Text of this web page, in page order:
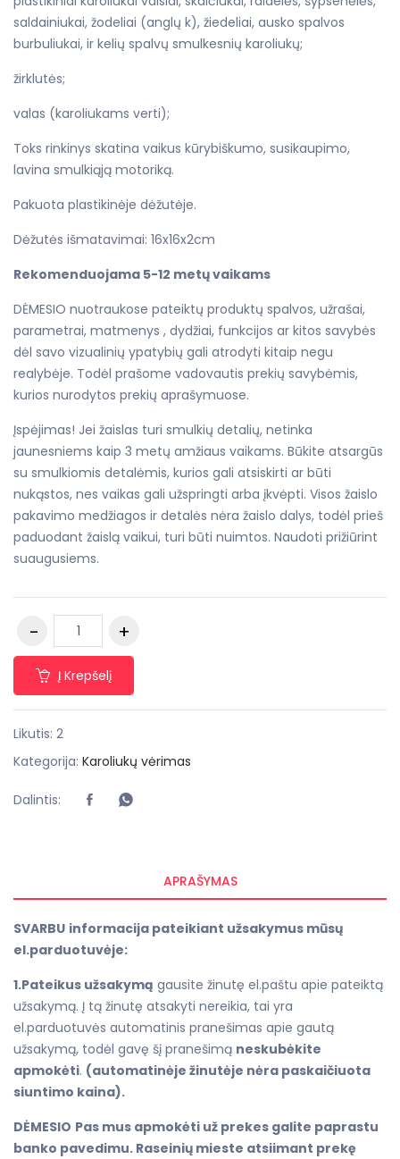
saldainiukai, žodeliai (anglų k), žiedeliai, ausko spalvos
burbuliukai, ir kelių spalvų smulkesnių karoliukų;
žirklutės;
valas (karoliukams verti);
Toks rinkinys skatina vaikus kūrybiškumo, susikaupimo,
lavina smulkiąją motoriką.
Pakuota plastikinėje dėžutėje.
Dėžutės išmatavimai: 16x16x2cm
Rekomenduojama 5-12 metų vaikams
DĖMESIO nuotraukose pateiktų produktų spalvos, užrašai,
parametrai, matmenys , dydžiai, funkcijos ar kitos savybės
dėl savo vizualinių ypatybių gali atrodyti kitaip negu
realybėje. Todėl prašome vadovautis prekių savybėmis,
kurios nurodytos prekių aprašymuose.
Įspėjimas! Jei žaislas turi smulkių detalių, netinka
jaunesniems kaip 3 metų amžiaus vaikams. Būkite atsargūs
su smulkiomis detalėmis, kurios gali atsiskirti ar būti
nukąstos, nes vaikas gali užspringti arba įkvėpti. Visos žaislo
pakavimo medžiagos ir detalės nėra žaislo dalys, todėl prieš
paduodant žaislą vaikui, turi būti nuimtos. Naudoti prižiūrint
suaugusiems.
Į Krepšelį
Likutis: 2
Kategorija: Karoliukų vėrimas
Dalintis:
APRAŠYMAS
SVARBU informacija pateikiant užsakymus mūsų
el.parduotuvėje:
1.Pateikus užsakymą gausite žinutę el.paštu apie pateiktą
užsakymą. Į tą žinutę atsakyti nereikia, tai yra
el.parduotuvės automatinis pranešimas apie gautą
užsakymą, todėl gavę šį pranešimą neskubėkite
apmokėti. (automatinėje žinutėje nėra paskaičiuota
siuntimo kaina).
DĖMESIO Pas mus apmokėti už prekes galite paprastu
banko pavedimu. Raseinių mieste atsiimant prekę